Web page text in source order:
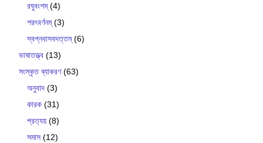
রঘুবংশম্(4)
শরৎবর্ণনম্(3)
স্বপ্নবাসবদত্তম্(6)
ভাষাতত্ত্ব (13)
সংস্কৃত ব্যাকরণ(63)
অনুবাদ (3)
কারক (31)
প্রত্যয় (8)
সমাস (12)